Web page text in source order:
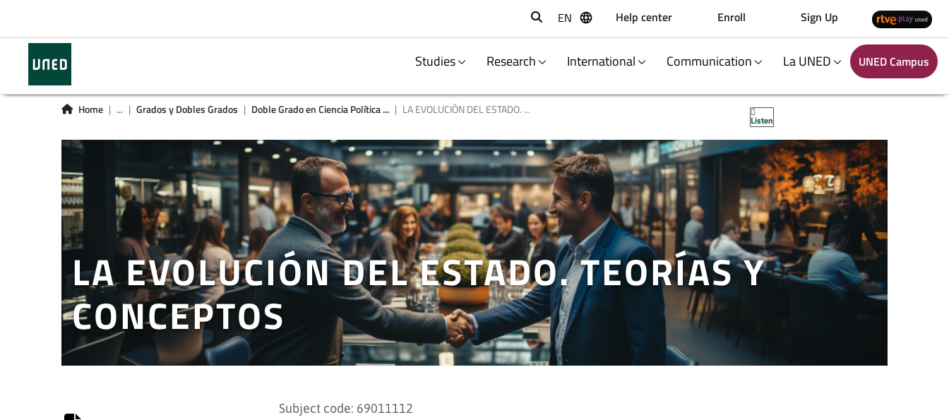
Buscar
EN Help center Enroll Sign Up
Studies Research International Communication La UNED UNED Campus
Home ... Grados y Dobles Grados Doble Grado en Ciencia Política ... LA EVOLUCIÓN DEL ESTADO. ...
Listen
LA EVOLUCIÓN DEL ESTADO. TEORÍAS Y
CONCEPTOS
Subject code: 69011112